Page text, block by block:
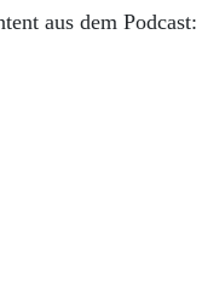
aus dem Podcast: